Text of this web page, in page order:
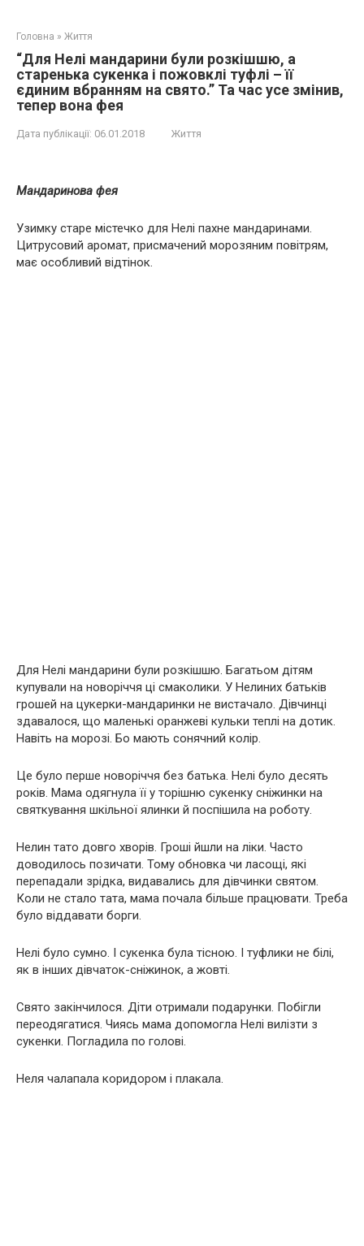
Головна » Життя
“Для Нелі мандарини були розкішшю, а
старенька сукенка і пожовклі туфлі – її
єдиним вбранням на свято.” Та час усе змінив,
тепер вона фея
Дата публікації: 06.01.2018 Життя
Мандаринова фея
Узимку старе містечко для Нелі пахне мандаринами.
Цитрусовий аромат, присмачений морозяним повітрям,
має особливий відтінок.
Для Нелі мандарини були розкішшю. Багатьом дітям
купували на новоріччя ці смаколики. У Нелиних батьків
грошей на цукерки-мандаринки не вистачало. Дівчинці
здавалося, що маленькі оранжеві кульки теплі на дотик.
Навіть на морозі. Бо мають сонячний колір.
Це було перше новоріччя без батька. Нелі було десять
років. Мама одягнула її у торішню сукенку сніжинки на
святкування шкільної ялинки й поспішила на роботу.
Нелин тато довго хвoрів. Гроші йшли на ліки. Часто
доводилось позичати. Тому обновка чи ласощі, які
перепадали зрідка, видавались для дівчинки святом.
Коли не стало тата, мама почала більше працювати. Треба
було віддавати борги.
Нелі було сумно. І сукенка була тісною. І туфлики не білі,
як в інших дівчаток-сніжинок, а жовті.
Свято закінчилося. Діти отримали подарунки. Побігли
переодягатися. Чиясь мама допомогла Нелі вилізти з
сукенки. Погладила по голові.
Неля чалапала коридором і плакала.